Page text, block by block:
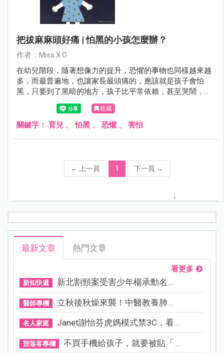
把拔麻麻頭好痛 | 怕黑的小孩怎麼辦？
作者：Miss.X.O
在幼兒階段，隨著想像力的提升，恐懼的事物也同樣越來越
多，而最普遍地，也讓家長最頭痛的，應該就是孩子會怕
黑，只要到了黑暗的地方，孩子比平常依賴，甚至哭鬧，好
像甚麼事都沒辦法自己做，家長到底該如何應對這樣的狀況
呢？來聽聽專業的臨床心理師與語言治療師怎麼講吧！
收藏
關鍵字： 育兒 、怕黑 、 恐懼 、 害怕
← 上一頁 1 下一頁 →
;
最新文章 熱門文章
看更多
新知快遞 新北割頸案受害少年楊承勳名...
醫師專欄 立秋後秋燥來襲！中醫教養肺...
名人家庭 Janet謝怡芬虎媽模式禁3C，看...
部落客專欄 不買手機給孩子，就要被貼「...